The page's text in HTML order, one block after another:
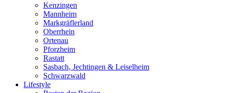
Kenzingen
Mannheim
Markgräflerland
Oberrhein
Ortenau
Pforzheim
Rastatt
Sasbach, Jechtingen & Leiselheim
Schwarzwald
Lifestyle